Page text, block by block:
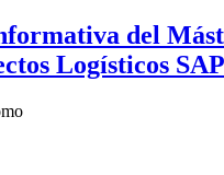
del
Logísticos SAP